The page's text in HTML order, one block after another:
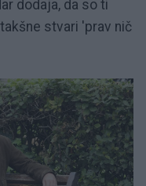
dodaja, da so ti
stvari 'prav nič